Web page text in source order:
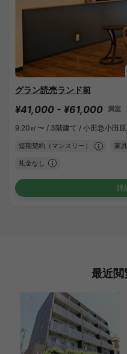
グラン読売ランド前
¥41,000 - ¥61,000 満室
9.20㎡〜 / 3階建て / 小田急小田
短期契約（マンスリー） 家
礼金なし
詳
最近閲